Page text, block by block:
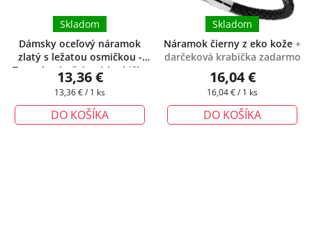
Dámsky oceľový náramok
zlatý s ležatou osmičkou -
Tammi
+ darčeková krabička
zadarmo
Skladom
13,36 €
Jednotková
13,36 € / 1 ks
DO KOŠÍKA
Náramok čierny z eko kože +
darčeková krabička zadarmo
Skladom
16,04 €
Jednotková
16,04 € / 1 ks
DO KOŠÍKA